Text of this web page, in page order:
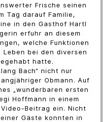
Frische seinen
Tag darauf Familie,
in den Gasthof Hartl
erfuhr an diesem
welche Funktionen
Leben bei den diversen
hatte.
Bach“ nicht nur
Obmann. Auf
„wunderbaren ersten
Hoffmann in einem
Beitrag ein. Nicht
Gäste konnten in